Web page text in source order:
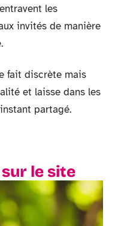
les
invités de manière
fait discrète mais
et laisse dans les
partagé.
le site